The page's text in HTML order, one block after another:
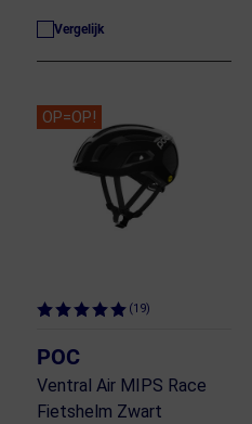
Vergelijk
OP=OP!
(19)
POC
Ventral Air MIPS Race
Fietshelm Zwart